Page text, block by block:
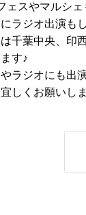
ェスやマルシェ
ラジオ出演も
千葉中央、印
す♪
ラジオにも出
しくお願いしま